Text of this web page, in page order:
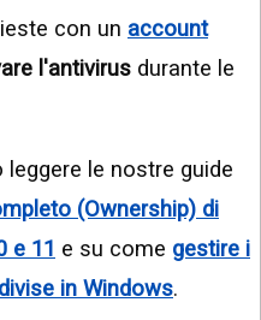
con un account
l'antivirus durante le
le nostre guide
(Ownership) di
e 11 e su come gestire i
in Windows.